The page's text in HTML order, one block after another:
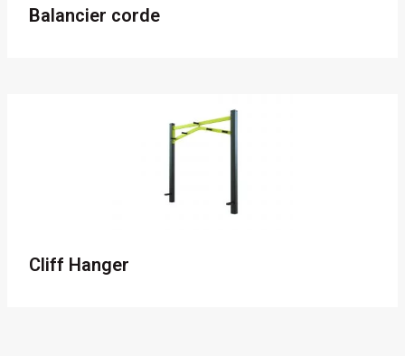
Balancier corde
Cliff Hanger